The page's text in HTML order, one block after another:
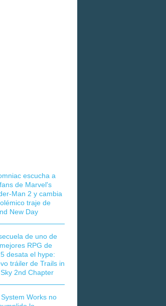
escucha a
de Marvel's
Man 2 y cambia
traje de
New Day
de uno de
RPG de
desata el hype:
tráiler de Trails in
2nd Chapter
Works no